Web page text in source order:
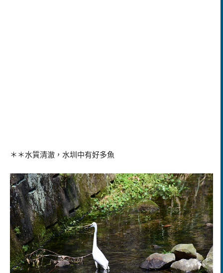
＊＊水質清澈，水圳中有好多魚